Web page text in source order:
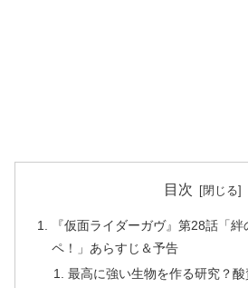
目次
『仮面ライダーガヴ』第28話「
ペ！」あらすじ＆予告
最高に強い生物を作る研究？